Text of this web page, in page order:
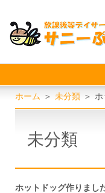
ホーム ＞ 未分類 ＞
未分類
ホットドッグ作りまし